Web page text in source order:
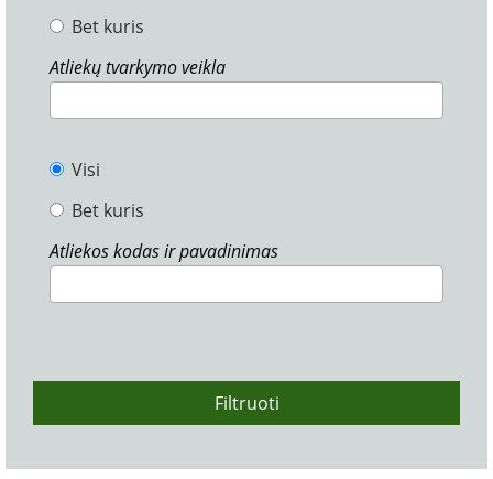
Bet kuris
Atliekų tvarkymo veikla
Visi
Bet kuris
Atliekos kodas ir pavadinimas
Filtruoti